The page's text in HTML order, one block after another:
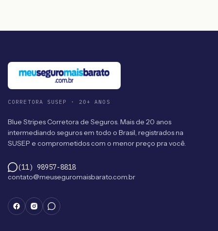
CORRETORA SUSEP · 20+ ANOS
Blue Stripes Corretora de Seguros. Mais de 20 anos
intermediando seguros em todo o Brasil, registrados na
SUSEP e comprometidos com o menor preço pra você.
(11) 98957-8818
contato@meuseguromaisbarato.com.br